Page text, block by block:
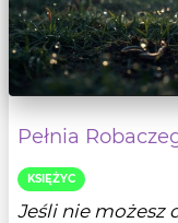
Pełnia
KSIĘŻYC
Jeśli nie możesz